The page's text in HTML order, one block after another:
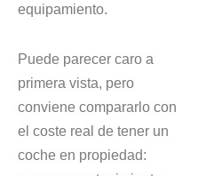
equipamiento.
Puede parecer caro a
primera vista, pero
conviene compararlo con
el coste real de tener un
coche en propiedad: